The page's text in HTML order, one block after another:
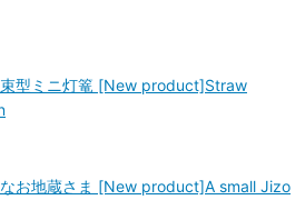
束型ミニ灯篭 [New product]Straw
なお地蔵さま [New product]A small Jizo